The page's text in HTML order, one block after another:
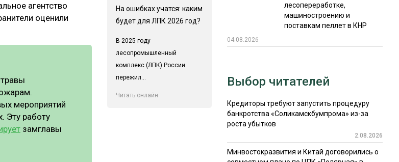
агентство
оценили
мероприятий
Эту работу
замглавы
На ошибках учатся: каким
будет для ЛПК 2026 год?
В 2025 году
лесопромышленный
комплекс (ЛПК) России
пережил...
Читать онлайн
лесопереработке,
машиностроению и
поставкам пеллет в КНР
04.08.2026
Выбор читателей
Кредиторы требуют запустить процедуру
банкротства «Соликамскбумпрома» из-за
роста убытков
2.08.2026
Минвостокразвития и Китай договорились о